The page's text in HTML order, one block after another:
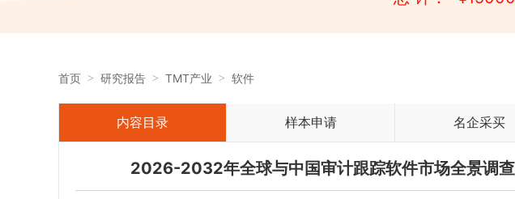
首页 研究报告 TMT产业 软件
内容目录 样本申请 名企采买
2026-2032年全球与中国审计跟踪软件市场全景调